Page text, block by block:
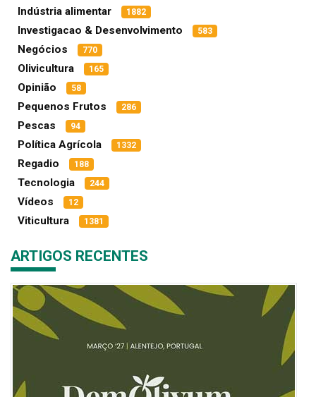
Indústria alimentar 1882
Investigacao & Desenvolvimento 583
Negócios 770
Olivicultura 165
Opinião 58
Pequenos Frutos 286
Pescas 94
Política Agrícola 1332
Regadio 188
Tecnologia 244
Vídeos 12
Viticultura 1381
ARTIGOS RECENTES